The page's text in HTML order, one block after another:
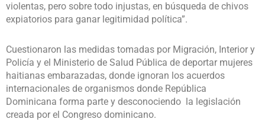
violentas, pero sobre todo injustas, en búsqueda de chivos
expiatorios para ganar legitimidad política”.
Cuestionaron las medidas tomadas por Migración, Interior y
Policía y el Ministerio de Salud Pública de deportar mujeres
haitianas embarazadas, donde ignoran los acuerdos
internacionales de organismos donde República
Dominicana forma parte y desconociendo la legislación
creada por el Congreso dominicano.